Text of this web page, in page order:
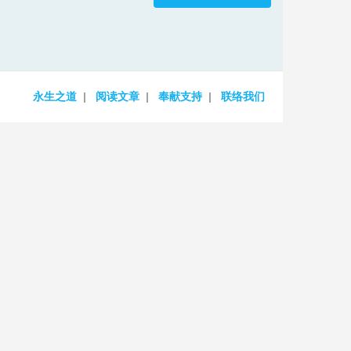
永生之道 阅读文章 奉献支持 联络我们